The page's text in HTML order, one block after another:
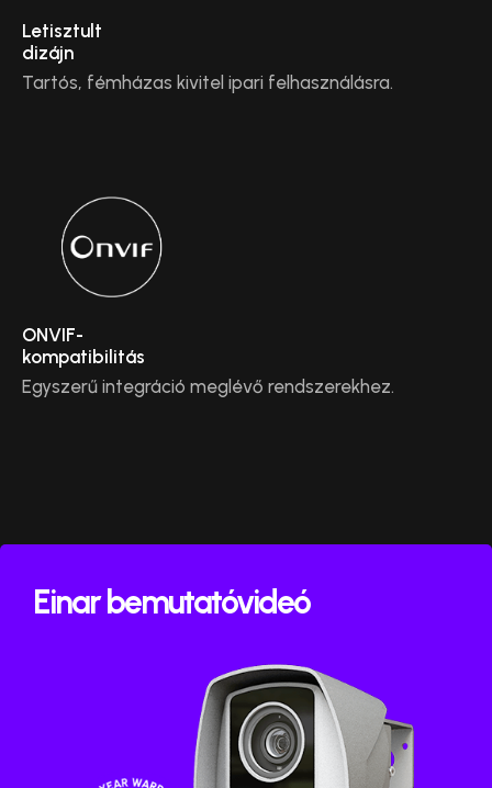
Letisztult
dizájn
Tartós, fémházas kivitel ipari felhasználásra.
ONVIF-
kompatibilitás
Egyszerű integráció meglévő rendszerekhez.
Einar bemutatóvideó